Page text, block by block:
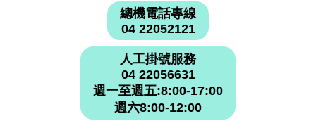
總機電話專線
04 22052121
人工掛號服務
04 22056631
週一至週五:8:00-17:00
週六8:00-12:00